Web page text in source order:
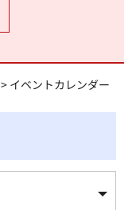
> イベントカレンダー